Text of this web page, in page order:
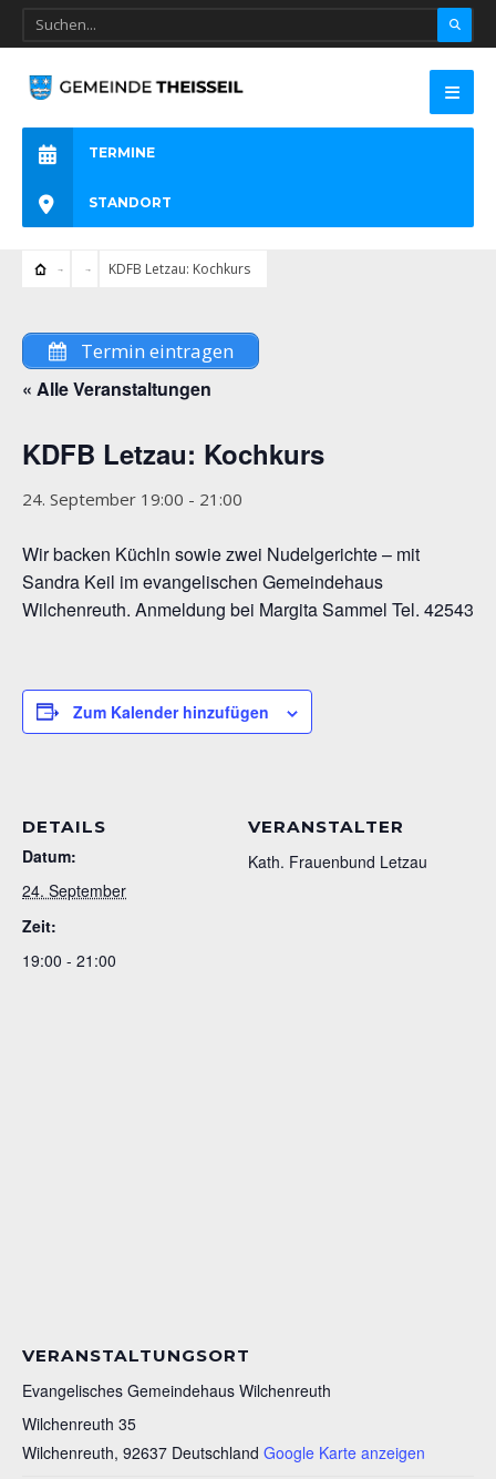
TERMINE
STANDORT
KDFB Letzau: Kochkurs
Termin eintragen
« Alle Veranstaltungen
KDFB Letzau: Kochkurs
24. September 19:00 - 21:00
Wir backen Küchln sowie zwei Nudelgerichte – mit
Sandra Keil im evangelischen Gemeindehaus
Wilchenreuth. Anmeldung bei Margita Sammel Tel. 42543
Zum Kalender hinzufügen
DETAILS
Datum:
24. September
Zeit:
19:00 - 21:00
VERANSTALTER
Kath. Frauenbund Letzau
VERANSTALTUNGSORT
Evangelisches Gemeindehaus Wilchenreuth
Wilchenreuth 35
Wilchenreuth, 92637 Deutschland Google Karte anzeigen